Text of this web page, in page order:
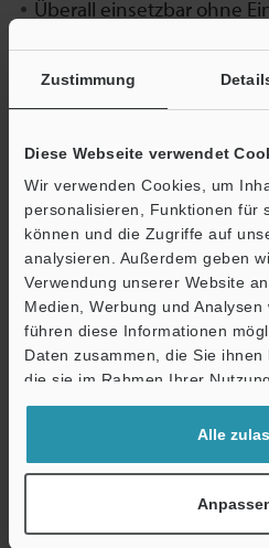
Zustimmung
Diese Webseite verwendet
Wir verwenden Cookies, um
personalisieren, Funktionen für
können und die Zugriffe auf
analysieren. Außerdem geben
Verwendung unserer Website
Medien, Werbung und
führen diese Informationen
Daten zusammen, die Sie
die sie im Rahmen Ihrer
haben.
Alle
Überall einsetzbar ohne
Großer Messbereich
Sofort einsetzbar, auch
Broschüre
Schnelle
Die tragbare Größe
schnelle Messung vor Ort.